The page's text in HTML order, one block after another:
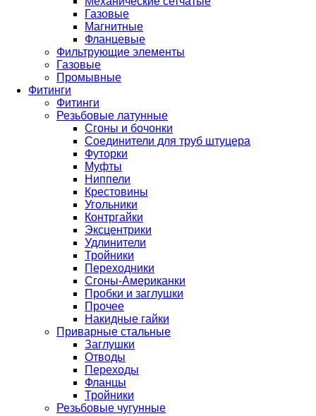
Газовые
Магнитные
Фланцевые
Фильтрующие элементы
Газовые
Промывные
Фитинги
Фитинги
Резьбовые латунные
Сгоны и бочонки
Соединители для труб штуцера
Футорки
Муфты
Ниппели
Крестовины
Угольники
Контргайки
Эксцентрики
Удлинители
Тройники
Переходники
Сгоны-Американки
Пробки и заглушки
Прочее
Накидные гайки
Приварные стальные
Заглушки
Отводы
Переходы
Фланцы
Тройники
Резьбовые чугунные